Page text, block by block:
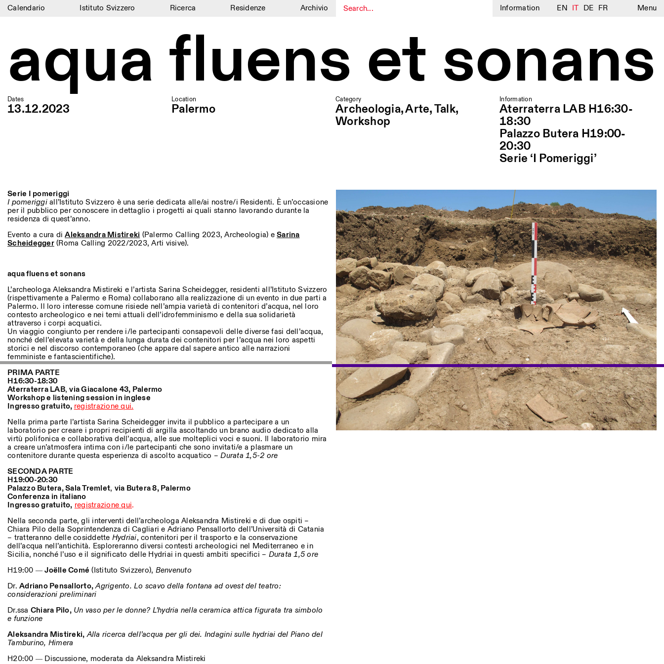
Calendario Istituto Svizzero Ricerca Residenze Archivio Information EN IT DE FR Menu
Istituto Svizzero
Ricerca
Residenze
Archivio
Jobs
Altre Attività
Facebook Instagram Linkedin Vimeo Privacy Policy
aqua fluens et sonans
Dates
13.12.2023
Location
Palermo
Category
Archeologia, Arte, Talk,
Workshop
Information
Aterraterra LAB H16:30-
18:30
Palazzo Butera H19:00-
20:30
Serie ‘I Pomeriggi’
Serie I pomeriggi
I pomeriggi all’Istituto Svizzero è una serie dedicata alle/ai nostre/i Residenti. È un’occasione
per il pubblico per conoscere in dettaglio i progetti ai quali stanno lavorando durante la
residenza di quest’anno.
Evento a cura diAleksandra Mistireki (Palermo Calling 2023, Archeologia) e Sarina
Scheidegger(Roma Calling 2022/2023, Arti visive).
aqua fluens et sonans
L’archeologa Aleksandra Mistireki e l’artista Sarina Scheidegger, residenti all’Istituto Svizzero
(rispettivamente a Palermo e Roma) collaborano alla realizzazione di un evento in due parti a
Palermo. Il loro interesse comune risiede nell’ampia varietà di contenitori d’acqua, nel loro
contesto archeologico e nei temi attuali dell’idrofemminismo e della sua solidarietà
attraverso i corpi acquatici.
Un viaggio congiunto per rendere i/le partecipanti consapevoli delle diverse fasi dell’acqua,
nonché dell’elevata varietà e della lunga durata dei contenitori per l’acqua nei loro aspetti
storici e nel discorso contemporaneo (che appare dal sapere antico alle narrazioni
femministe e fantascientifiche).
PRIMA PARTE
H16:30-18:30
Aterraterra LAB,via Giacalone 43, Palermo
Workshop e listening session in inglese
Ingresso gratuito, registrazione qui.
Nella prima parte l’artista Sarina Scheidegger invita il pubblico a partecipare a un
laboratorio per creare i propri recipienti di argilla ascoltando un brano audio dedicato alla
virtù polifonica e collaborativa dell’acqua, alle sue molteplici voci e suoni. Il laboratorio mira
a creare un’atmosfera intima con i/le partecipanti che sono invitati/e a plasmare un
contenitore durante questa esperienza di ascolto acquatico – Durata 1,5-2 ore
SECONDA PARTE
H19:00-20:30
Palazzo Butera, Sala Tremlet, via Butera 8, Palermo
Conferenza in italiano
Ingresso gratuito, registrazione qui.
Nella seconda parte, gli interventi dell’archeologa Aleksandra Mistireki e di due ospiti –
Chiara Pilo della Soprintendenza di Cagliari e Adriano Pensallorto dell’Università di Catania
– tratteranno delle cosiddette Hydriai, contenitori per il trasporto e la conservazione
dell’acqua nell’antichità. Esploreranno diversi contesti archeologici nel Mediterraneo e in
Sicilia, nonché l’uso e il significato delle Hydriai in questi ambiti specifici – Durata 1,5 ore
H19:00 ―Joëlle Comé (Istituto Svizzero), Benvenuto
Dr. Adriano Pensallorto, Agrigento. Lo scavo della fontana ad ovest del teatro:
considerazioni preliminari
Dr.ssa Chiara Pilo, Un vaso per le donne? L’hydria nella ceramica attica figurata tra simbolo
e funzione
Aleksandra Mistireki, Alla ricerca dell’acqua per gli dei. Indagini sulle hydriai del Piano del
Tamburino, Himera
H20:00 ― Discussione, moderata da Aleksandra Mistireki